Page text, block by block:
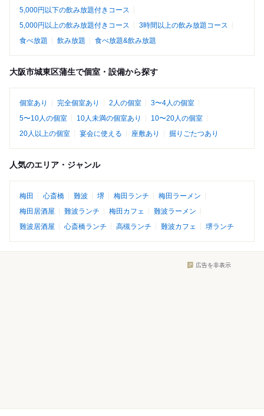
5,000円以下の飲み放題付きコース
5,000円以上の飲み放題付きコース
3時間以上の飲み放題コース
食べ放題
飲み放題 食べ放題&飲み放題
大阪市城東区蒲生で個室・設備から探す
個室あり 完全個室あり 2人の個室
3〜4人の個室
5〜10人の個室
10人未満の個室あり
10〜20人の個室
20人以上の個室
宴会に使える 座敷あり 掘りごたつあり
人気のエリア・ジャンル
梅田 心斎橋 難波 堺 梅田ランチ
梅田ラーメン
梅田居酒屋
難波ランチ 梅田カフェ
難波ラーメン
難波居酒屋
心斎橋ランチ 高槻ランチ 難波カフェ 堺ランチ
広告を非表示